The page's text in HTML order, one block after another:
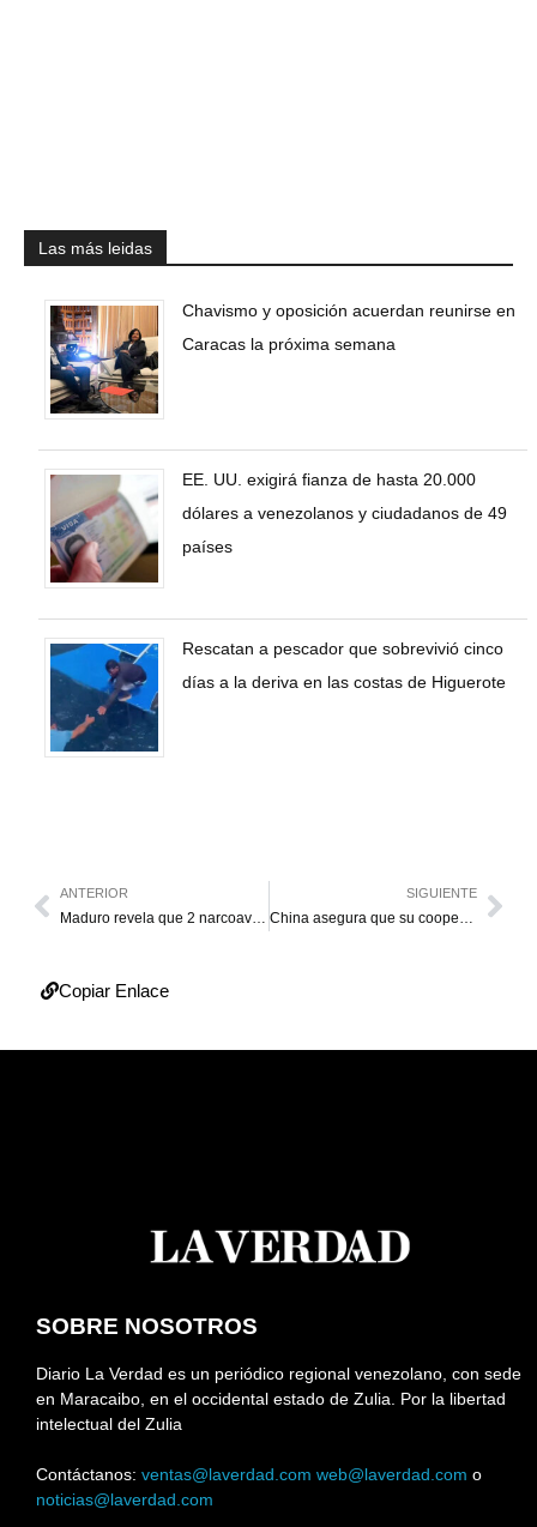
Las más leidas
Chavismo y oposición acuerdan reunirse en
Caracas la próxima semana
EE. UU. exigirá fianza de hasta 20.000
dólares a venezolanos y ciudadanos de 49
países
Rescatan a pescador que sobrevivió cinco
días a la deriva en las costas de Higuerote
ANTERIOR
Maduro revela que 2 narcoaviones entraron al país mientras EE. UU. se “movía” en el Caribe
SIGUIENTE
China asegura que su cooperación con Venezuela “no va dirigida contra ningún tercero”
Copiar Enlace
SOBRE NOSOTROS
Diario La Verdad es un periódico regional venezolano, con sede
en Maracaibo, en el occidental estado de Zulia. Por la libertad
intelectual del Zulia
Contáctanos: ventas@laverdad.com web@laverdad.com o
noticias@laverdad.com